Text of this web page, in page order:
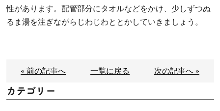
性があります。配管部分にタオルなどをかけ、少しずつぬ
るま湯を注ぎながらじわじわととかしていきましょう。
« 前の記事へ 一覧に戻る 次の記事へ »
カテゴリー